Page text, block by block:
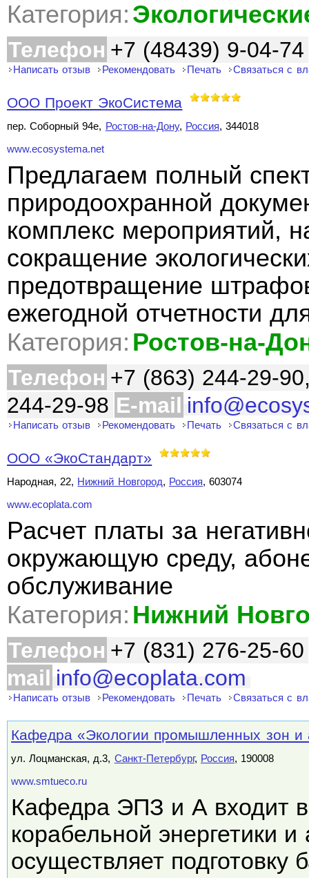
Категория:
Телефон +7 (48439) 9-04-74
Написать отзыв Рекомендовать Печать Связаться с
ООО Проект ЭкоСистема
пер. Соборный 94е, Ростов-на-Дону, Россия, 344018
www.ecosystema.net
Предлагаем полный
природоохранной
комплекс мероприятий,
сокращение
предотвращение
ежегодной отчетности
Категория: Ростов-на-
Телефон +7 (863) 244-29-
244-29-98 E-mail
Написать отзыв Рекомендовать Печать Связаться с
ООО «ЭкоСтандарт»
Народная, 22, Нижний Новгород, Россия, 603074
www.ecoplata.com
Расчет платы за
окружающую среду,
обслуживание
Категория: Нижний
Телефон +7 (831) 276-25-60
mail info@ecoplata.com
Написать отзыв Рекомендовать Печать Связаться с
Кафедра «Экологии промышленных зон
ул. Лоцманская, д.3, Санкт-Петербург, Россия, 190008
www.smtueco.ru
Кафедра ЭПЗ и А входит в
корабельной энергетики
осуществляет подготовку